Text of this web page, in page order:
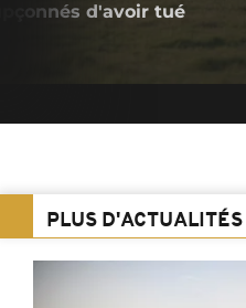
d'avoir tué
PLUS D'ACTUALITÉS